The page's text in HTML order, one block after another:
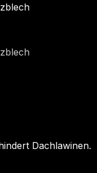
Dachlawinen.